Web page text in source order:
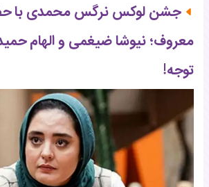
جشن لوکس نرگس محمدی با
معروف؛ نیوشا ضیغمی و الهام
توجه!